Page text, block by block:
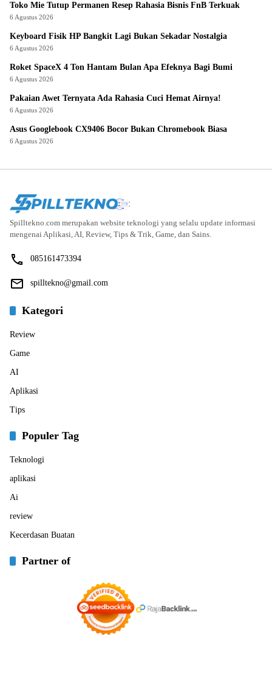
Toko Mie Tutup Permanen Resep Rahasia Bisnis FnB Terkuak
6 Agustus 2026
Keyboard Fisik HP Bangkit Lagi Bukan Sekadar Nostalgia
6 Agustus 2026
Roket SpaceX 4 Ton Hantam Bulan Apa Efeknya Bagi Bumi
6 Agustus 2026
Pakaian Awet Ternyata Ada Rahasia Cuci Hemat Airnya!
6 Agustus 2026
Asus Googlebook CX9406 Bocor Bukan Chromebook Biasa
6 Agustus 2026
Spilltekno.com merupakan website teknologi yang selalu update informasi
mengenai Aplikasi, AI, Review, Tips & Trik, Game, dan Sains.
085161473394
spilltekno@gmail.com
Kategori
Review
Game
AI
Aplikasi
Tips
Populer Tag
Teknologi
aplikasi
Ai
review
Kecerdasan Buatan
Partner of